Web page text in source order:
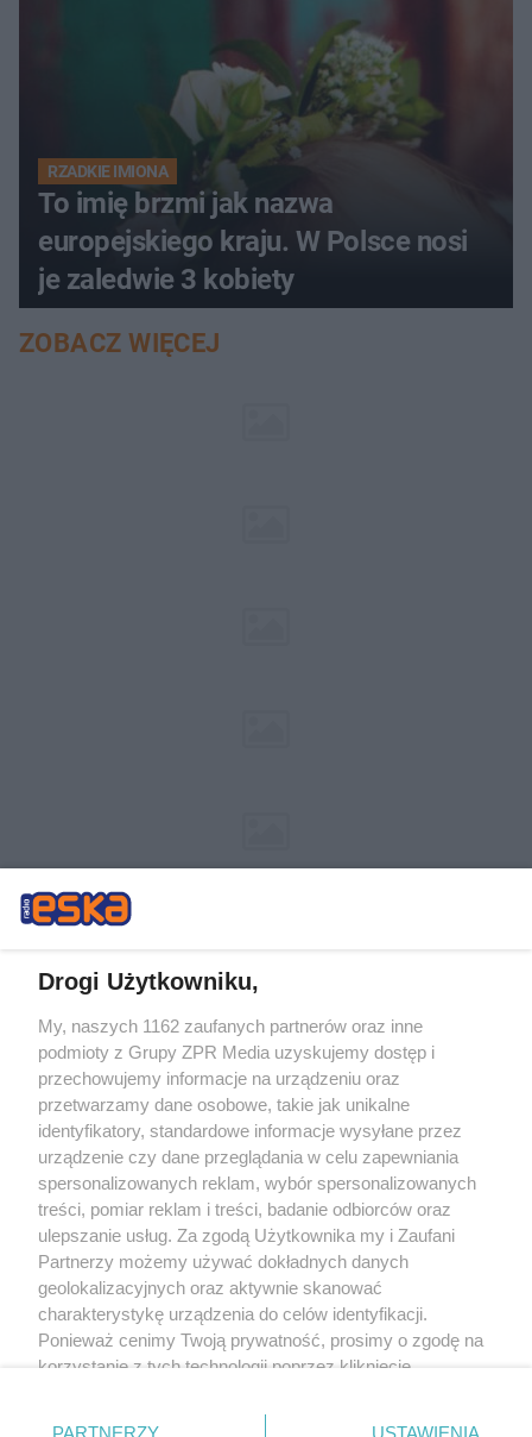
RZADKIE IMIONA
To imię brzmi jak nazwa
europejskiego kraju. W Polsce nosi
je zaledwie 3 kobiety
ZOBACZ WIĘCEJ
Żaden utwór zamieszczony w serwisie nie może być powielany i
rozpowszechniany lub dalej rozpowszechniany w jakikolwiek sposób (w
tym także elektroniczny lub mechaniczny) na jakimkolwiek polu
eksploatacji w jakiejkolwiek formie, włącznie z umieszczaniem w Internecie
bez pisemnej zgody właściciela praw. Jakiekolwiek użycie lub
wykorzystanie utworów w całości lub w części z naruszeniem prawa, tzn.
bez właściwej zgody, jest zabronione pod groźbą kary i może być ścigane
prawnie.
O nas
Drogi Użytkowniku,
My, naszych 1162 zaufanych partnerów oraz inne
podmioty z Grupy ZPR Media uzyskujemy dostęp i
przechowujemy informacje na urządzeniu oraz
przetwarzamy dane osobowe, takie jak unikalne
identyfikatory, standardowe informacje wysyłane przez
urządzenie czy dane przeglądania w celu zapewniania
spersonalizowanych reklam, wybór spersonalizowanych
treści, pomiar reklam i treści, badanie odbiorców oraz
ulepszanie usług. Za zgodą Użytkownika my i Zaufani
Partnerzy możemy używać dokładnych danych
geolokalizacyjnych oraz aktywnie skanować
charakterystykę urządzenia do celów identyfikacji.
Ponieważ cenimy Twoją prywatność, prosimy o zgodę na
korzystanie z tych technologii poprzez kliknięcie
zmienić/wycofać klikając przycisk ustawień prywatności
PARTNERZY USTAWIENIA